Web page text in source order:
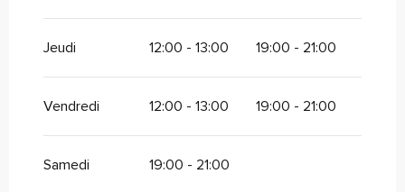
Jeudi 12:00 - 13:00 19:00 - 21:00
Vendredi 12:00 - 13:00 19:00 - 21:00
Samedi 19:00 - 21:00